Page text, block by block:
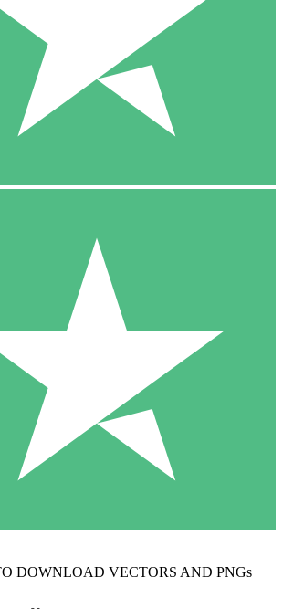
DOWNLOAD VECTORS AND PNGs